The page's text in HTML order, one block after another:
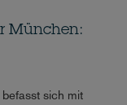
München:
sich mit